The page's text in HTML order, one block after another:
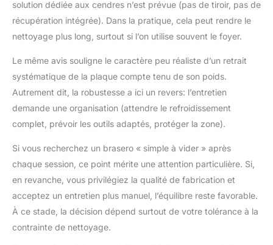
solution dédiée aux cendres n’est prévue (pas de tiroir, pas de
récupération intégrée). Dans la pratique, cela peut rendre le
nettoyage plus long, surtout si l’on utilise souvent le foyer.
Le même avis souligne le caractère peu réaliste d’un retrait
systématique de la plaque compte tenu de son poids.
Autrement dit, la robustesse a ici un revers: l’entretien
demande une organisation (attendre le refroidissement
complet, prévoir les outils adaptés, protéger la zone).
Si vous recherchez un brasero « simple à vider » après
chaque session, ce point mérite une attention particulière. Si,
en revanche, vous privilégiez la qualité de fabrication et
acceptez un entretien plus manuel, l’équilibre reste favorable.
À ce stade, la décision dépend surtout de votre tolérance à la
contrainte de nettoyage.